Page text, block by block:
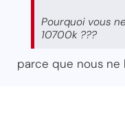
Pourquoi vous
10700k ???
parce que nous ne